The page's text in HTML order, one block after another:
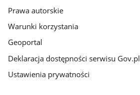
Prawa autorskie
Warunki korzystania
Geoportal
Deklaracja dostępności serwisu Gov.pl
Ustawienia prywatności